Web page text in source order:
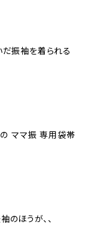
振袖を着られる
の ママ振 専用袋帯
のほうが、、